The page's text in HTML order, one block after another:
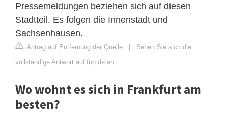
Pressemeldungen beziehen sich auf diesen
Stadtteil. Es folgen die Innenstadt und
Sachsenhausen.
Antrag auf Entfernung der Quelle | Sehen Sie sich die
vollständige Antwort auf fnp.de an
Wo wohnt es sich in Frankfurt am
besten?